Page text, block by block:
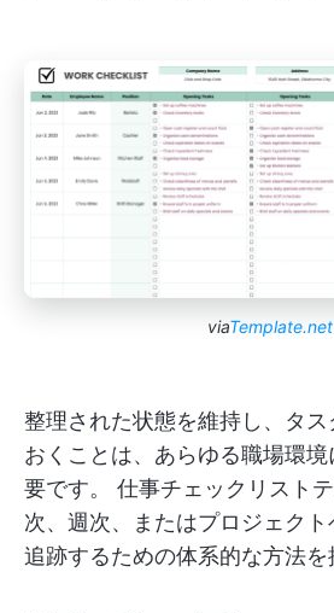
viaTemplate.net
整理された状態を維持し、タ
おくことは、あらゆる職場環
要です。 仕事チェックリスト
次、週次、またはプロジェク
追跡するための体系的な方法を